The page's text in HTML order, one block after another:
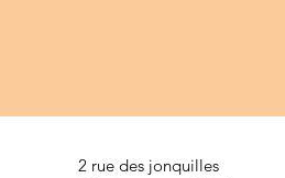
2 rue des jonquilles